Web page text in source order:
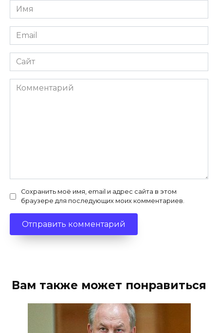
Имя
*
Email
*
Сайт
Комментарий
Сохранить моё имя, email и адрес сайта в этом
браузере для последующих моих комментариев.
Вам также может понравиться